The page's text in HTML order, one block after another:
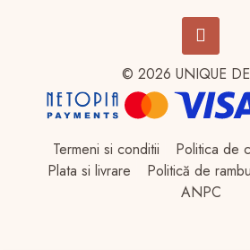
© 2026 UNIQUE
Termeni si conditii
Politica de
Plata si livrare
Politică de
ANPC